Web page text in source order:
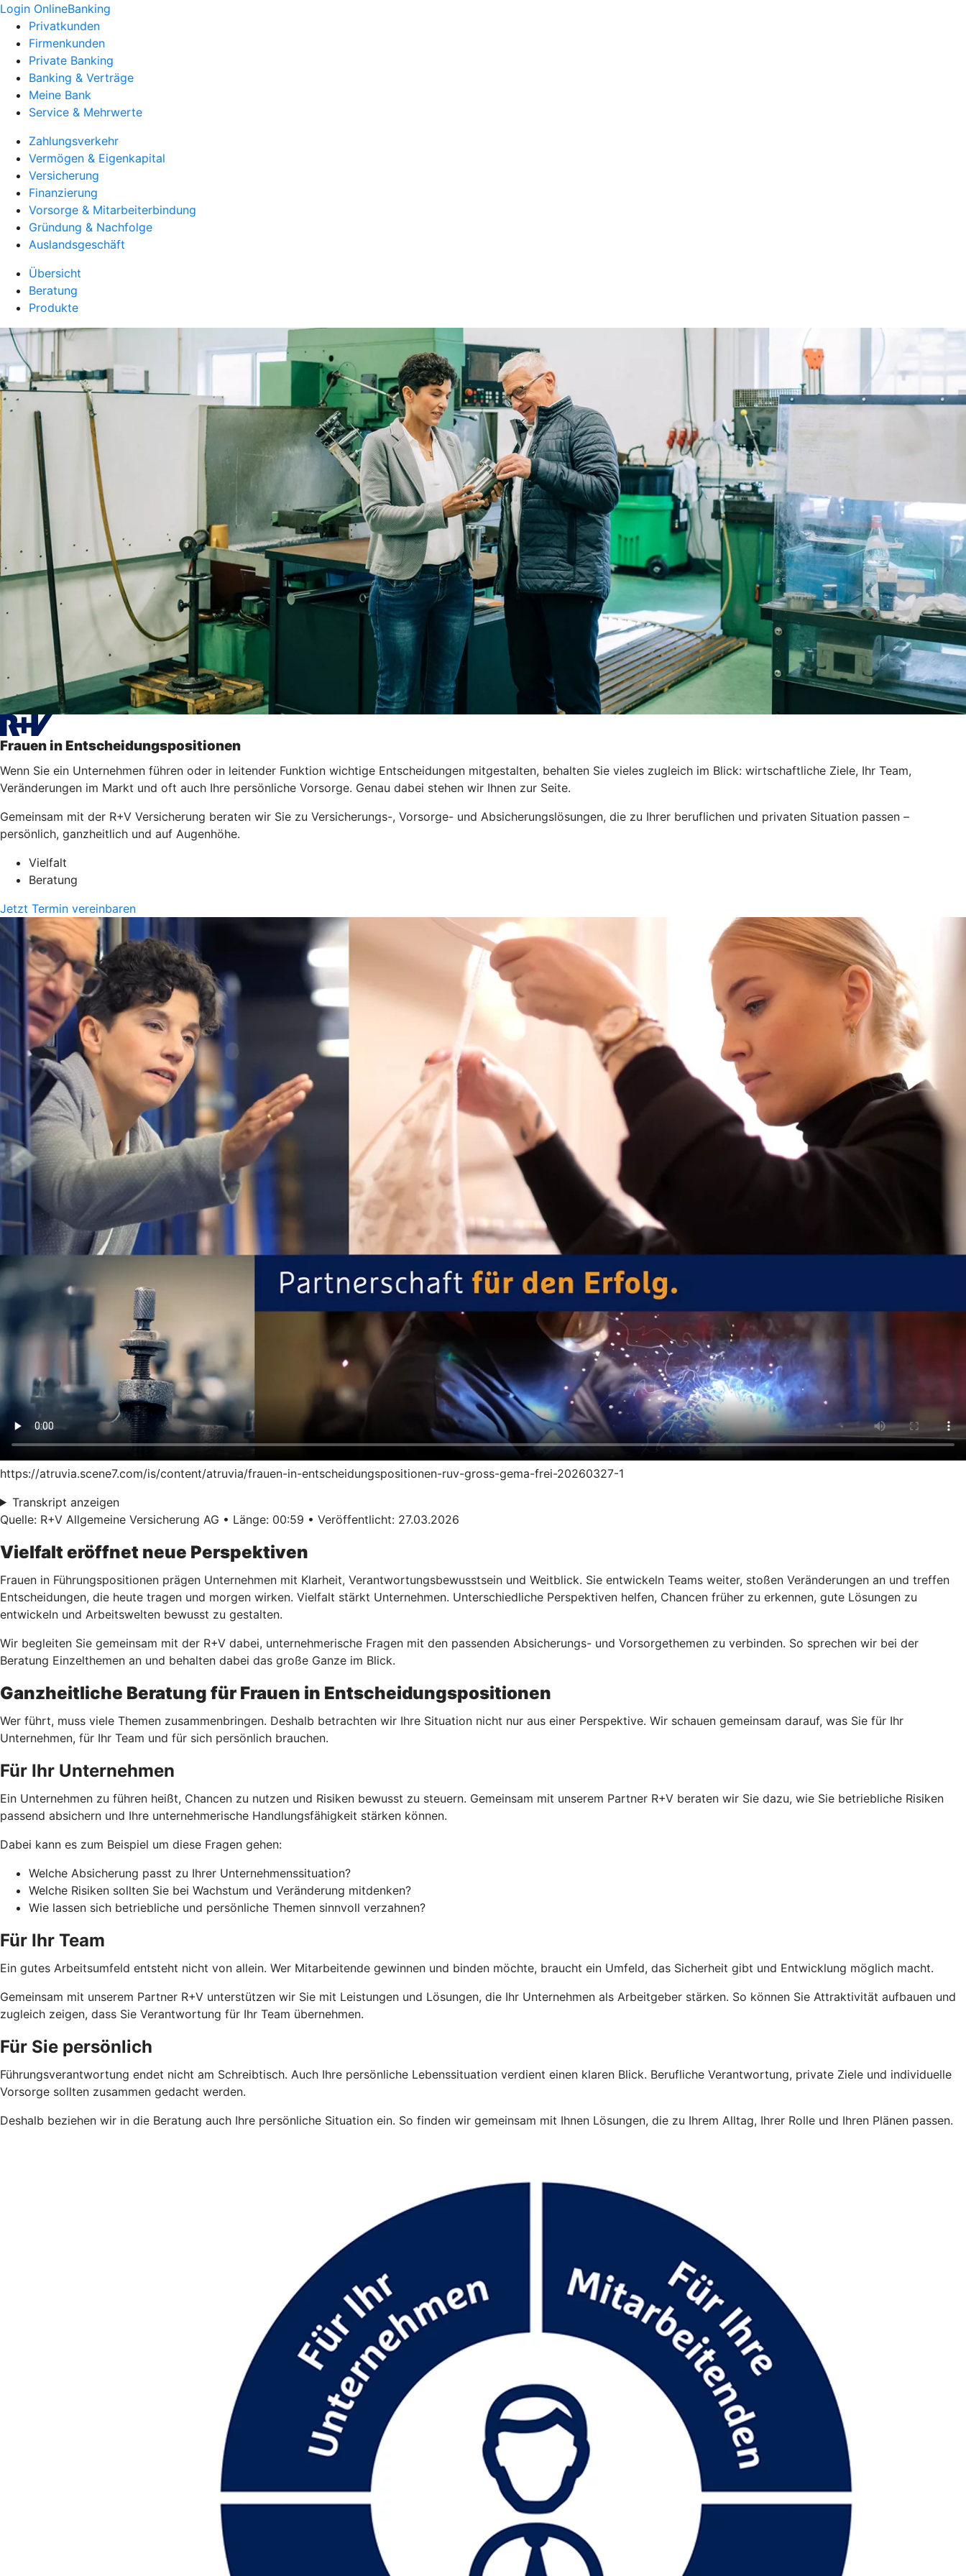
Login OnlineBanking
Privatkunden
Firmenkunden
Private Banking
Banking & Verträge
Meine Bank
Service & Mehrwerte
Zahlungsverkehr
Vermögen & Eigenkapital
Versicherung
Finanzierung
Vorsorge & Mitarbeiterbindung
Gründung & Nachfolge
Auslandsgeschäft
Übersicht
Beratung
Produkte
Frauen in Entscheidungspositionen
Wenn Sie ein Unternehmen führen oder in leitender Funktion wichtige Entscheidungen mitgestalten, behalten Sie vieles zugleich im Blick: wirtschaftliche Ziele, Ihr Team,
Veränderungen im Markt und oft auch Ihre persönliche Vorsorge. Genau dabei stehen wir Ihnen zur Seite.
Gemeinsam mit der R+V Versicherung beraten wir Sie zu Versicherungs-, Vorsorge- und Absicherungslösungen, die zu Ihrer beruflichen und privaten Situation passen –
persönlich, ganzheitlich und auf Augenhöhe.
Vielfalt
Beratung
Jetzt Termin vereinbaren
https://atruvia.scene7.com/is/content/atruvia/frauen-in-entscheidungspositionen-ruv-gross-gema-frei-20260327-1
Transkript anzeigen
Quelle: R+V Allgemeine Versicherung AG • Länge: 00:59 • Veröffentlicht: 27.03.2026
Vielfalt eröffnet neue Perspektiven
Frauen in Führungspositionen prägen Unternehmen mit Klarheit, Verantwortungsbewusstsein und Weitblick. Sie entwickeln Teams weiter, stoßen Veränderungen an und treffen
Entscheidungen, die heute tragen und morgen wirken. Vielfalt stärkt Unternehmen. Unterschiedliche Perspektiven helfen, Chancen früher zu erkennen, gute Lösungen zu
entwickeln und Arbeitswelten bewusst zu gestalten.
Wir begleiten Sie gemeinsam mit der R+V dabei, unternehmerische Fragen mit den passenden Absicherungs- und Vorsorgethemen zu verbinden. So sprechen wir bei der
Beratung Einzelthemen an und behalten dabei das große Ganze im Blick.
Ganzheitliche Beratung für Frauen in Entscheidungspositionen
Wer führt, muss viele Themen zusammenbringen. Deshalb betrachten wir Ihre Situation nicht nur aus einer Perspektive. Wir schauen gemeinsam darauf, was Sie für Ihr
Unternehmen, für Ihr Team und für sich persönlich brauchen.
Für Ihr Unternehmen
Ein Unternehmen zu führen heißt, Chancen zu nutzen und Risiken bewusst zu steuern. Gemeinsam mit unserem Partner R+V beraten wir Sie dazu, wie Sie betriebliche Risiken
passend absichern und Ihre unternehmerische Handlungsfähigkeit stärken können.
Dabei kann es zum Beispiel um diese Fragen gehen:
Welche Absicherung passt zu Ihrer Unternehmenssituation?
Welche Risiken sollten Sie bei Wachstum und Veränderung mitdenken?
Wie lassen sich betriebliche und persönliche Themen sinnvoll verzahnen?
Für Ihr Team
Ein gutes Arbeitsumfeld entsteht nicht von allein. Wer Mitarbeitende gewinnen und binden möchte, braucht ein Umfeld, das Sicherheit gibt und Entwicklung möglich macht.
Gemeinsam mit unserem Partner R+V unterstützen wir Sie mit Leistungen und Lösungen, die Ihr Unternehmen als Arbeitgeber stärken. So können Sie Attraktivität aufbauen und
zugleich zeigen, dass Sie Verantwortung für Ihr Team übernehmen.
Für Sie persönlich
Führungsverantwortung endet nicht am Schreibtisch. Auch Ihre persönliche Lebenssituation verdient einen klaren Blick. Berufliche Verantwortung, private Ziele und individuelle
Vorsorge sollten zusammen gedacht werden.
Deshalb beziehen wir in die Beratung auch Ihre persönliche Situation ein. So finden wir gemeinsam mit Ihnen Lösungen, die zu Ihrem Alltag, Ihrer Rolle und Ihren Plänen passen.